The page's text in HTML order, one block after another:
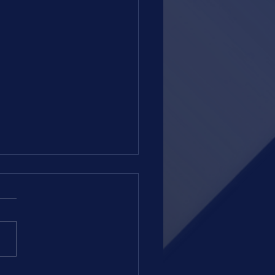
= TERÇA-FEIRA = 04.08.26 =
regular e sem